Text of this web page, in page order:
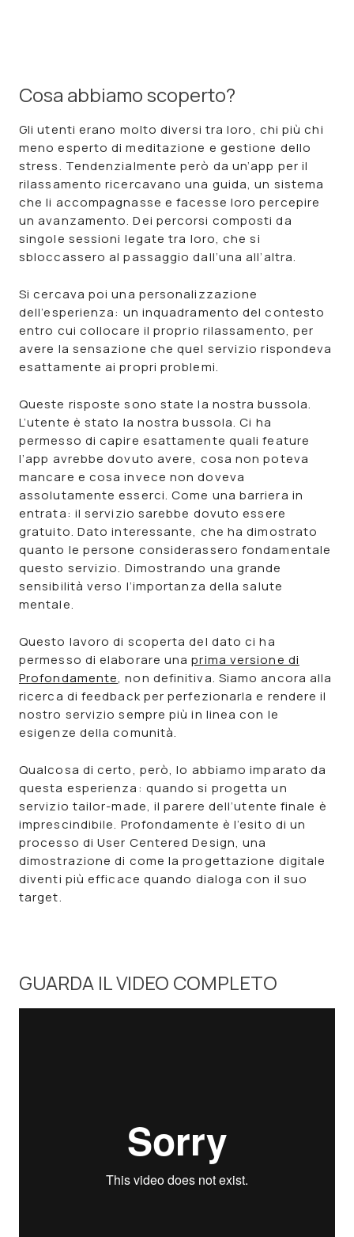
Cosa abbiamo scoperto?
Gli utenti erano molto diversi tra loro, chi più chi
meno esperto di meditazione e gestione dello
stress. Tendenzialmente però da un’app per il
rilassamento ricercavano una guida, un sistema
che li accompagnasse e facesse loro percepire
un avanzamento. Dei percorsi composti da
singole sessioni legate tra loro, che si
sbloccassero al passaggio dall’una all’altra.
Si cercava poi una personalizzazione
dell’esperienza: un inquadramento del contesto
entro cui collocare il proprio rilassamento, per
avere la sensazione che quel servizio rispondeva
esattamente ai propri problemi.
Queste risposte sono state la nostra bussola.
L’utente è stato la nostra bussola. Ci ha
permesso di capire esattamente quali feature
l’app avrebbe dovuto avere, cosa non poteva
mancare e cosa invece non doveva
assolutamente esserci. Come una barriera in
entrata: il servizio sarebbe dovuto essere
gratuito. Dato interessante, che ha dimostrato
quanto le persone considerassero fondamentale
questo servizio. Dimostrando una grande
sensibilità verso l’importanza della salute
mentale.
Questo lavoro di scoperta del dato ci ha
permesso di elaborare unaprima versione di
Profondamente, non definitiva. Siamo ancora alla
ricerca di feedback per perfezionarla e rendere il
nostro servizio sempre più in linea con le
esigenze della comunità.
Qualcosa di certo, però, lo abbiamo imparato da
questa esperienza: quando si progetta un
servizio tailor-made, il parere dell’utente finale è
imprescindibile. Profondamente è l’esito di un
processo diUser Centered Design, una
dimostrazione di come laprogettazione digitale
diventi più efficace quando dialoga con il suo
target.
GUARDA IL VIDEO COMPLETO